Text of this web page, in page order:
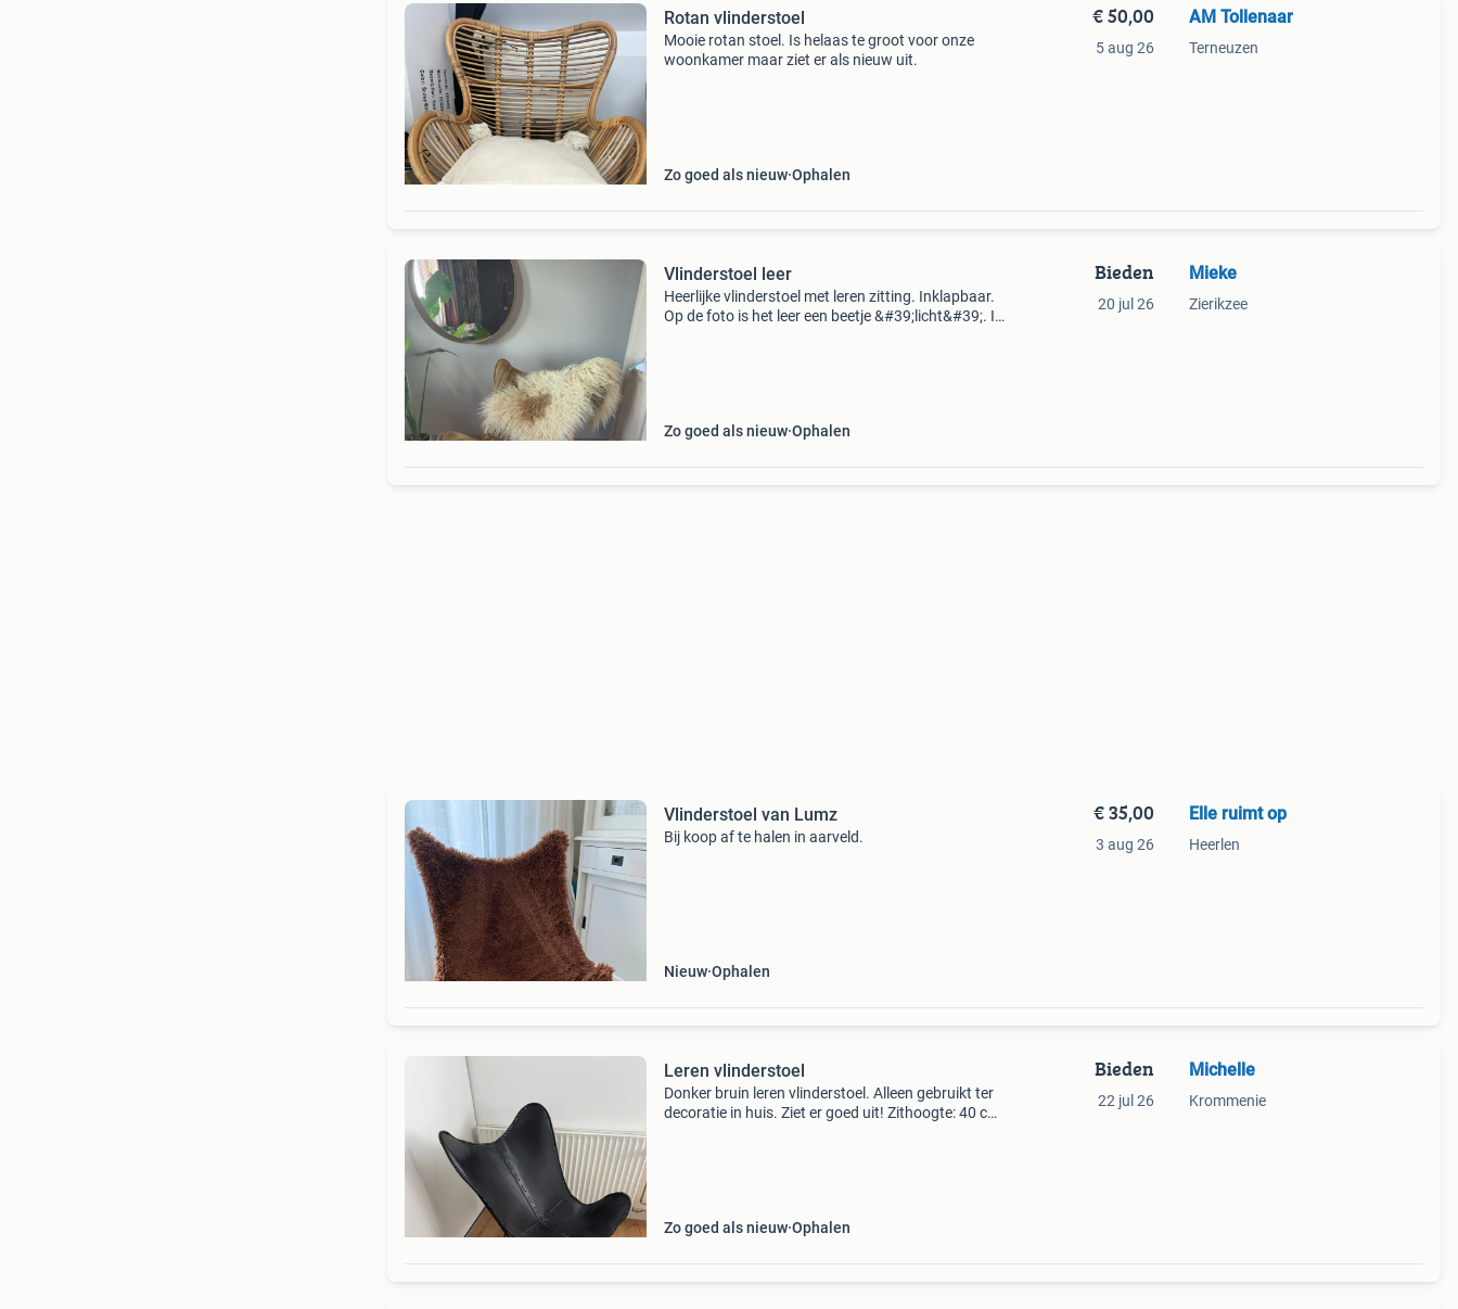
Rotan vlinderstoel
Mooie rotan stoel. Is helaas te groot voor onze
woonkamer maar ziet er als nieuw uit.
Zo goed als nieuw Ophalen
€ 50,00
5 aug 26
AM Tollenaar
Terneuzen
Vlinderstoel leer
Heerlijke vlinderstoel met leren zitting. Inklapbaar.
Op de foto is het leer een beetje &#39;licht&#39;. In
Zo goed als nieuw Ophalen
Bieden
20 jul 26
Mieke
Zierikzee
Vlinderstoel van Lumz
Bij koop af te halen in aarveld.
Nieuw Ophalen
€ 35,00
3 aug 26
Elle ruimt op
Heerlen
Leren vlinderstoel
Donker bruin leren vlinderstoel. Alleen gebruikt ter
decoratie in huis. Ziet er goed uit! Zithoogte: 40 cm
Zo goed als nieuw Ophalen
Bieden
22 jul 26
Michelle
Krommenie